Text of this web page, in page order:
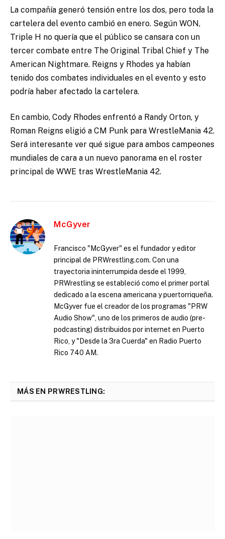
La compañía generó tensión entre los dos, pero toda la
cartelera del evento cambió en enero. Según WON,
Triple H no quería que el público se cansara con un
tercer combate entre The Original Tribal Chief y The
American Nightmare. Reigns y Rhodes ya habían
tenido dos combates individuales en el evento y esto
podría haber afectado la cartelera.
En cambio, Cody Rhodes enfrentó a Randy Orton, y
Roman Reigns eligió a CM Punk para WrestleMania 42.
Será interesante ver qué sigue para ambos campeones
mundiales de cara a un nuevo panorama en el roster
principal de WWE tras WrestleMania 42.
McGyver
Francisco "McGyver" es el fundador y editor
principal de PRWrestling.com. Con una
trayectoria ininterrumpida desde el 1999,
PRWrestling se estableció como el primer portal
dedicado a la escena americana y puertorriqueña.
McGyver fue el creador de los programas "PRW
Audio Show", uno de los primeros de audio (pre-
podcasting) distribuidos por internet en Puerto
Rico, y "Desde la 3ra Cuerda" en Radio Puerto
Rico 740 AM.
MÁS EN PRWRESTLING: